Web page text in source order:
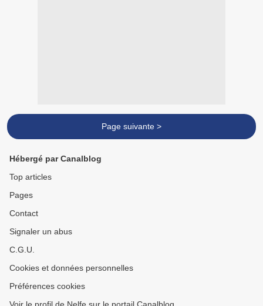
Page suivante >
Hébergé par Canalblog
Top articles
Pages
Contact
Signaler un abus
C.G.U.
Cookies et données personnelles
Préférences cookies